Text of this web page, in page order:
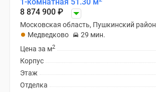
8 874 900 ₽
Московская область, Пушкинский район
Медведково
29 мин.
Цена за м2
Корпус
Этаж
Отделка